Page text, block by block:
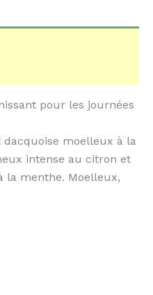
pour les journées
dacquoise moelleux à la
intense au citron et
la menthe. Moelleux,